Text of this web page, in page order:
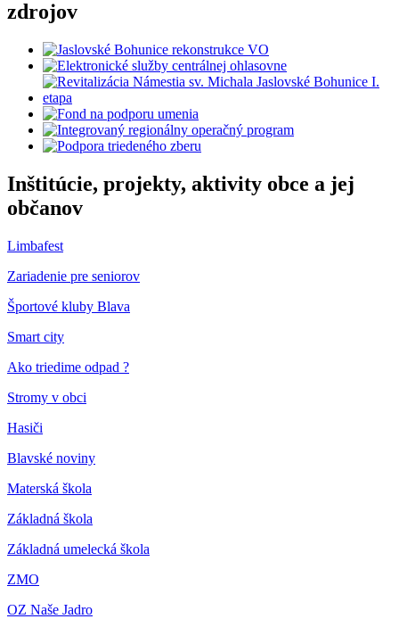
zdrojov
Inštitúcie, projekty, aktivity obce a jej
občanov
Limbafest
Zariadenie pre seniorov
Športové kluby Blava
Smart city
Ako triedime odpad ?
Stromy v obci
Hasiči
Blavské noviny
Materská škola
Základná škola
Základná umelecká škola
ZMO
OZ Naše Jadro